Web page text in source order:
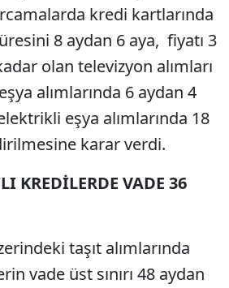
kredi kartlarında
8 aydan 6 aya, fiyatı 3
olan televizyon alımları
alımlarında 6 aydan 4
eşya alımlarında 18
karar verdi.
KREDİLERDE VADE 36
taşıt alımlarında
vade üst sınırı 48 aydan